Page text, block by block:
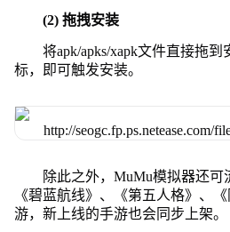
(2) 拖拽安装
将apk/apks/xapk文件直接拖
标，即可触发安装。
除此之外，MuMu模拟器还可
《碧蓝航线》、《第五人格》、
游，新上线的手游也会同步上架。